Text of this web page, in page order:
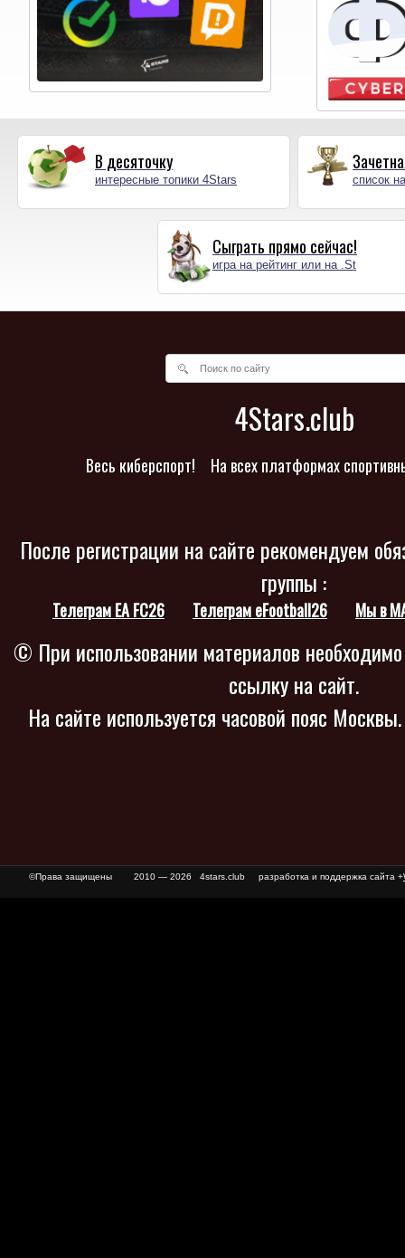
В десяточку
интересные топики 4Stars список
Сыграть прямо сейчас!
игра на рейтинг или на .St
4Stars.club
Весь киберспорт! На всех платформах
После регистрации на сайте рекомендуем
группы :
Телеграм EA FC26 Телеграм eFootball26 Мы в
© При использовании материалов
ссылку на сайт.
На сайте используется часовой пояс
©Права защищены 2010 — 2026 4stars.club разработка и поддержка сайта +